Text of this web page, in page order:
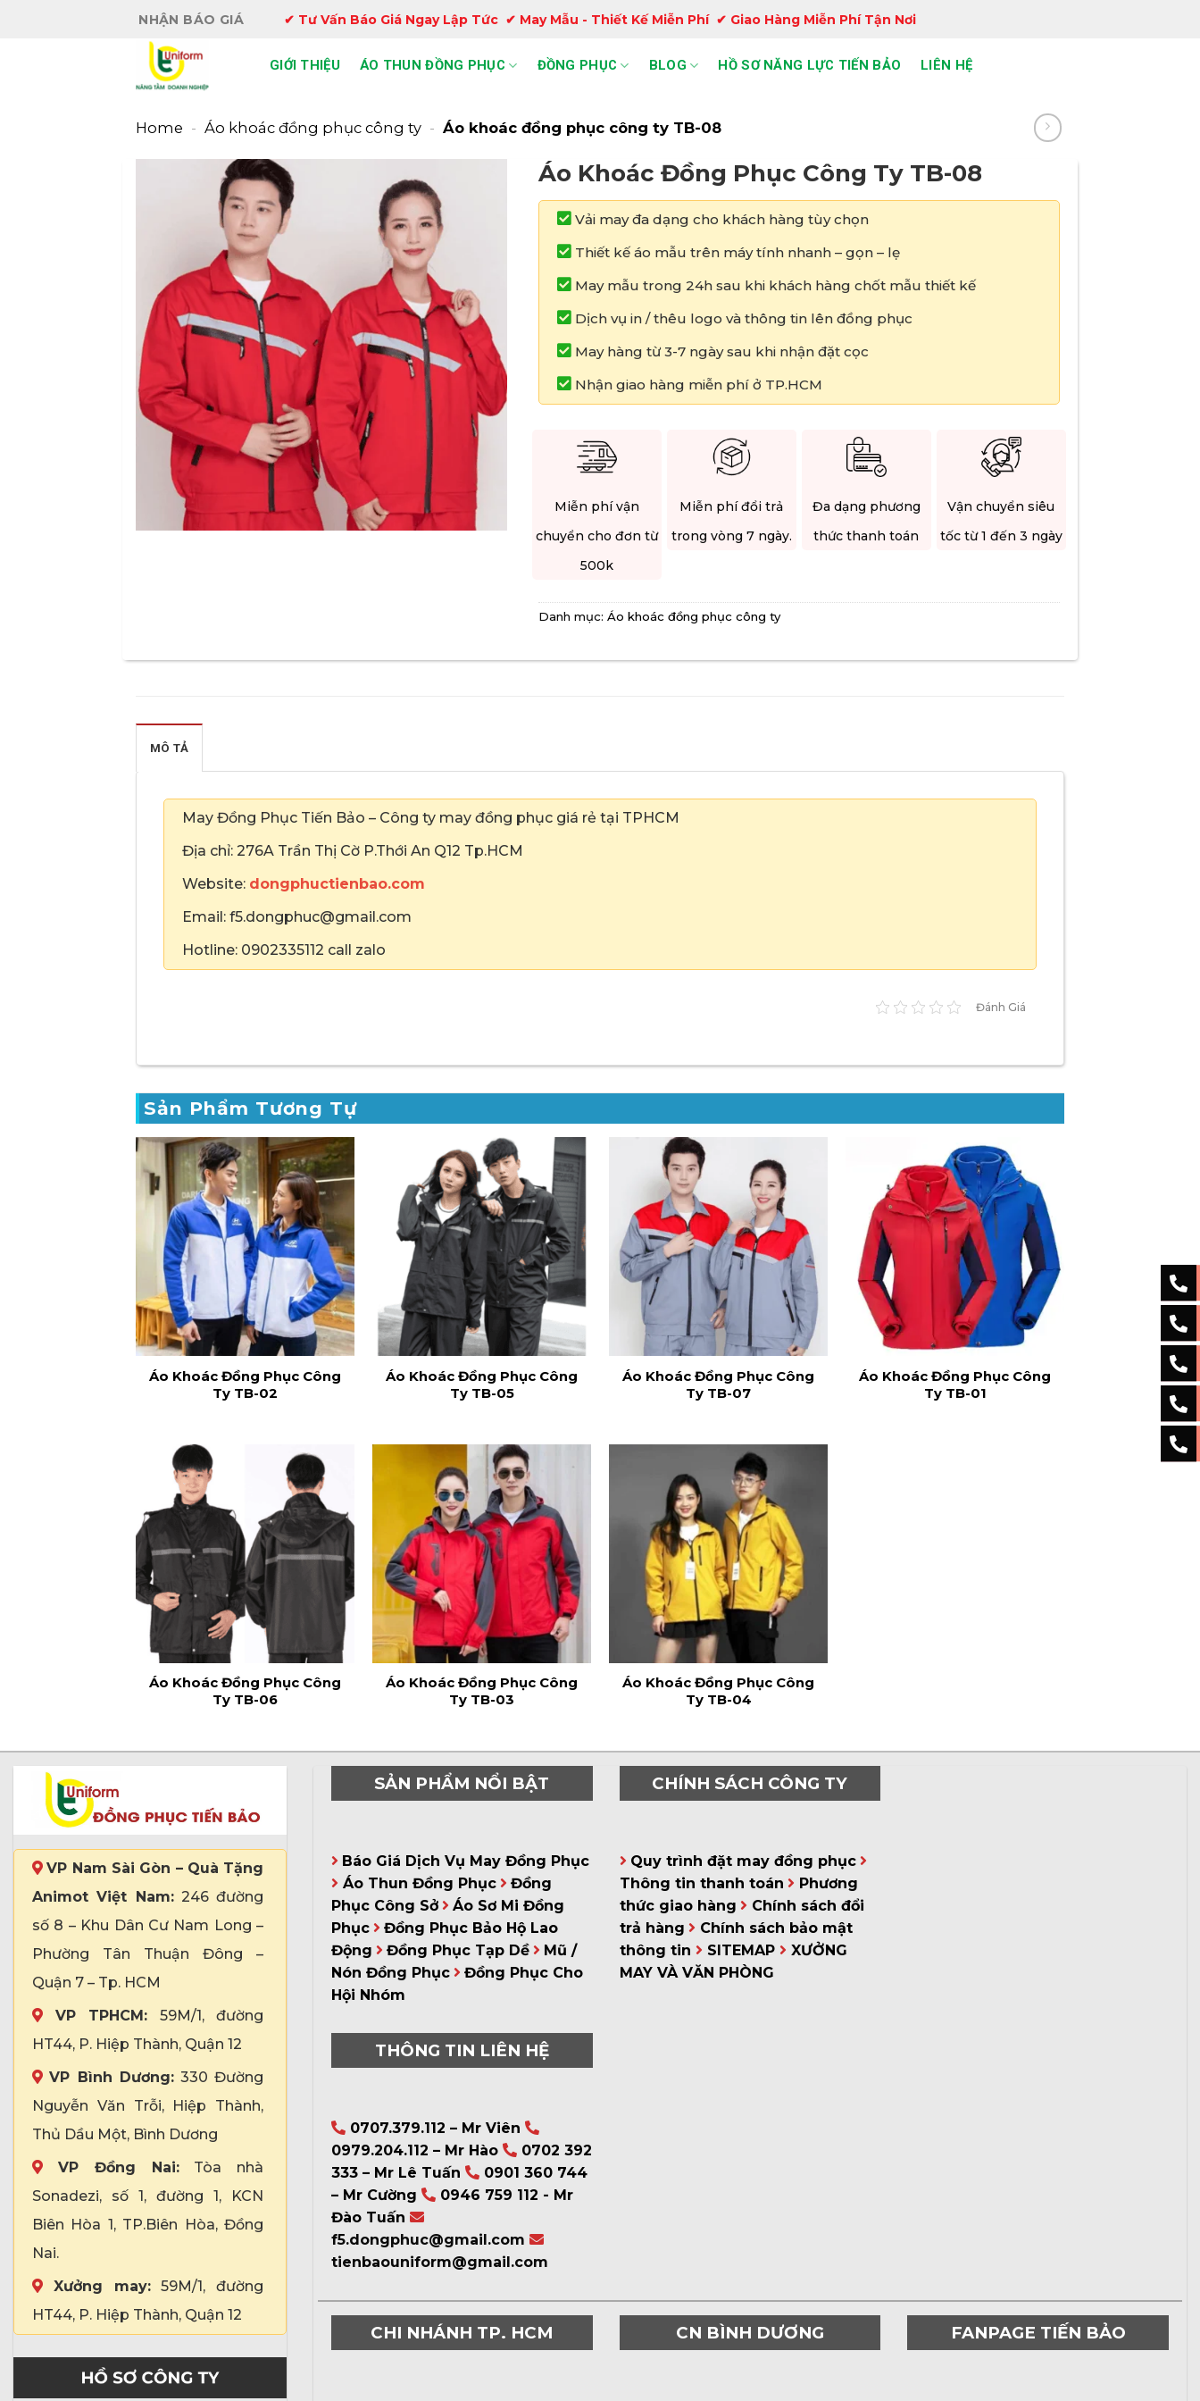
NHẬN BÁO GIÁ ✔ Tư Vấn Báo Giá Ngay Lập Tức ✔ May Mẫu - Thiết Kế Miễn Phí ✔ Giao Hàng Miễn Phí Tận Nơi
GIỚI THIỆU ÁO THUN ĐỒNG PHỤC ĐỒNG PHỤC BLOG HỒ SƠ NĂNG LỰC TIẾN BẢO LIÊN HỆ
Home - Áo khoác đồng phục công ty - Áo khoác đồng phục công ty TB-08
Áo Khoác Đồng Phục Công Ty TB-08
Vải may đa dạng cho khách hàng tùy chọn
Thiết kế áo mẫu trên máy tính nhanh – gọn – lẹ
May mẫu trong 24h sau khi khách hàng chốt mẫu thiết kế
Dịch vụ in / thêu logo và thông tin lên đồng phục
May hàng từ 3-7 ngày sau khi nhận đặt cọc
Nhận giao hàng miễn phí ở TP.HCM
Miễn phí vận
chuyển cho đơn từ
500k
Miễn phí đổi trả
trong vòng 7 ngày.
Đa dạng phương
thức thanh toán
Vận chuyển siêu
tốc từ 1 đến 3 ngày
Danh mục: Áo khoác đồng phục công ty
MÔ TẢ
May Đồng Phục Tiến Bảo – Công ty may đồng phục giá rẻ tại TPHCM
Địa chỉ: 276A Trần Thị Cờ P.Thới An Q12 Tp.HCM
Website: dongphuctienbao.com
Email: f5.dongphuc@gmail.com
Hotline: 0902335112 call zalo
Đánh Giá
Sản Phẩm Tương Tự
Áo Khoác Đồng Phục Công
Ty TB-02
Áo Khoác Đồng Phục Công
Ty TB-05
Áo Khoác Đồng Phục Công
Ty TB-07
Áo Khoác Đồng Phục Công
Ty TB-01
Áo Khoác Đồng Phục Công
Ty TB-06
Áo Khoác Đồng Phục Công
Ty TB-03
Áo Khoác Đồng Phục Công
Ty TB-04
VP Nam Sài Gòn – Quà Tặng
Animot Việt Nam:246 đường
số 8 – Khu Dân Cư Nam Long –
Phường Tân Thuận Đông –
Quận 7 – Tp. HCM
VP TPHCM: 59M/1, đường
HT44, P. Hiệp Thành, Quận 12
VP Bình Dương:330 Đường
Nguyễn Văn Trỗi, Hiệp Thành,
Thủ Dầu Một, Bình Dương
VP Đồng Nai:Tòa nhà
Sonadezi, số 1, đường 1, KCN
Biên Hòa 1, TP.Biên Hòa, Đồng
Nai.
Xưởng may:59M/1, đường
HT44, P. Hiệp Thành, Quận 12
SẢN PHẨM NỔI BẬT
Báo Giá Dịch Vụ May Đồng Phục
Áo Thun Đồng Phục
Đồng
Phục Công Sở
Áo Sơ Mi Đồng
Phục
Đồng Phục Bảo Hộ Lao
Động
Đồng Phục Tạp Dề
Mũ /
Nón Đồng Phục
Đồng Phục Cho
Hội Nhóm
CHÍNH SÁCH CÔNG TY
Quy trình đặt may đồng phục
Thông tin thanh toán
Phương
thức giao hàng
Chính sách đổi
trả hàng
Chính sách bảo mật
thông tin
SITEMAP
XƯỞNG
MAY VÀ VĂN PHÒNG
THÔNG TIN LIÊN HỆ
0707.379.112 – Mr Viên
0979.204.112 – Mr Hào
0702 392
333 – Mr Lê Tuấn
0901 360 744
– Mr Cường
0946 759 112 - Mr
Đào Tuấn
f5.dongphuc@gmail.com
tienbaouniform@gmail.com
CHI NHÁNH TP. HCM CN BÌNH DƯƠNG FANPAGE TIẾN BẢO